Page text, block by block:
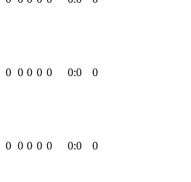
0 0 0 0 0 0:0 0
0 0 0 0 0 0:0 0